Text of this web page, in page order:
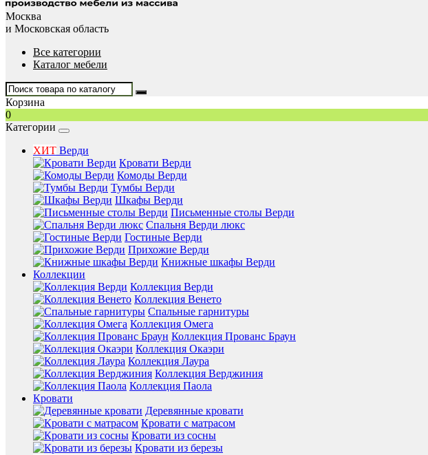
Москва
и Московская область
Все категории
Каталог мебели
Корзина
0
Категории
ХИТ Верди
Кровати Верди
Комоды Верди
Тумбы Верди
Шкафы Верди
Письменные столы Верди
Спальня Верди люкс
Гостиные Верди
Прихожие Верди
Книжные шкафы Верди
Коллекции
Коллекция Верди
Коллекция Венето
Спальные гарнитуры
Коллекция Омега
Коллекция Прованс Браун
Коллекция Окаэри
Коллекция Лаура
Коллекция Верджиния
Коллекция Паола
Кровати
Деревянные кровати
Кровати с матрасом
Кровати из сосны
Кровати из березы